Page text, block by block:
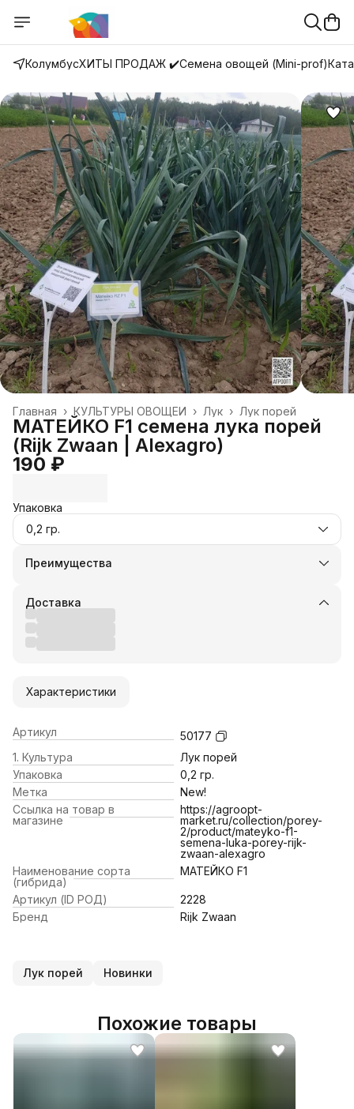
КолумбусХИТЫ ПРОДАЖ ✔️Семена овощей (Mini-prof)
Лук порей
Лук ›
КУЛЬТУРЫ ОВОЩЕЙ ›
Главная ›
МАТЕЙКО F1 семена лука порей
(Rijk Zwaan | Alexagro)
190 ₽
Упаковка
0,2 гр.
Преимущества
Оплата частями в Сплит
Удобный возврат
Оплата — картой, СБП или наличными
Доставка
Характеристики
Артикул
50177
1. Культура
Лук порей
Упаковка
0,2 гр.
Метка
New!
Ссылка на товар в
магазине
https://agroopt-
market.ru/collection/porey-
2/product/mateyko-f1-
semena-luka-porey-rijk-
zwaan-alexagro
Наименование сорта
(гибрида)
МАТЕЙКО F1
Артикул (ID РОД)
2228
Бренд
Rijk Zwaan
Лук порей Новинки
Похожие товары